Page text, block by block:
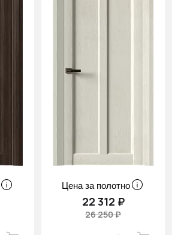
Цена за полотно
22 312 ₽
26 250 ₽